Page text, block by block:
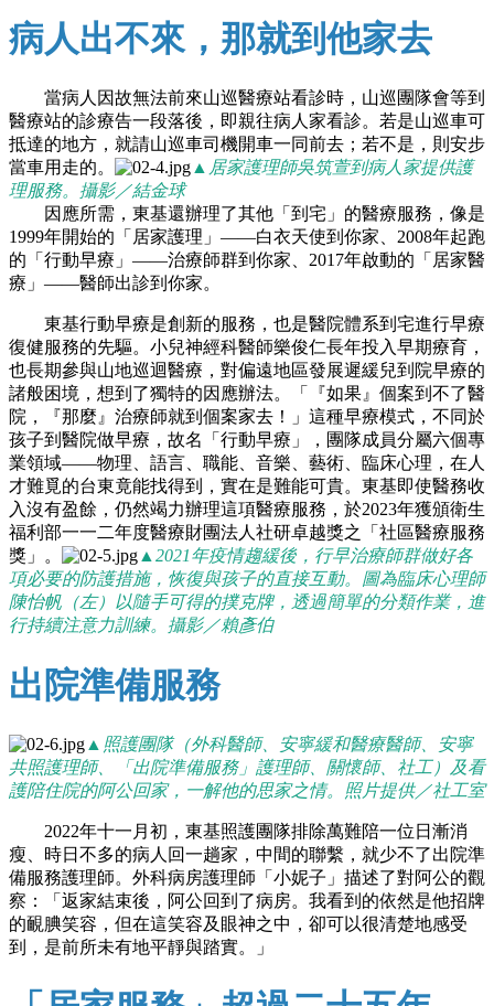
病人出不來，那就到他家去
當病人因故無法前來山巡醫療站看診時，山巡團隊會等到
醫療站的診療告一段落後，即親往病人家看診。若是山巡車可
抵達的地方，就請山巡車司機開車一同前去；若不是，則安步
當車用走的。
▲居家護理師吳筑萱到病人家提供護
理服務。攝影／結金球
因應所需，東基還辦理了其他「到宅」的醫療服務，像是
1999年開始的「居家護理」 ——白衣天使到你家、2008年起跑
的「行動早療」 ——治療師群到你家、2017年啟動的「居家醫
療」 ——醫師出診到你家。
東基行動早療是創新的服務，也是醫院體系到宅進行早療
復健服務的先驅。小兒神經科醫師樂俊仁長年投入早期療育，
也長期參與山地巡迴醫療，對偏遠地區發展遲緩兒到院早療的
諸般困境，想到了獨特的因應辦法。「『如果』個案到不了醫
院，『那麼』治療師就到個案家去！」這種早療模式，不同於
孩子到醫院做早療，故名「行動早療」，團隊成員分屬六個專
業領域——物理、語言、職能、音樂、藝術、臨床心理，在人
才難覓的台東竟能找得到，實在是難能可貴。東基即使醫務收
入沒有盈餘，仍然竭力辦理這項醫療服務，於2023年獲頒衛生
福利部一一二年度醫療財團法人社研卓越獎之「社區醫療服務
獎」。
▲2021年疫情趨緩後，行早治療師群做好各
項必要的防護措施，恢復與孩子的直接互動。圖為臨床心理師
陳怡帆（左）以隨手可得的撲克牌，透過簡單的分類作業，進
行持續注意力訓練。攝影／賴彥伯
出院準備服務
▲照護團隊（外科醫師、安寧緩和醫療醫師、安寧
共照護理師、「出院準備服務」護理師、關懷師、社工）及看
護陪住院的阿公回家，一解他的思家之情。照片提供／社工室
2022年十一月初，東基照護團隊排除萬難陪一位日漸消
瘦、時日不多的病人回一趟家，中間的聯繫，就少不了出院準
備服務護理師。外科病房護理師「小妮子」描述了對阿公的觀
察：「返家結束後，阿公回到了病房。我看到的依然是他招牌
的靦腆笑容，但在這笑容及眼神之中，卻可以很清楚地感受
到，是前所未有地平靜與踏實。」